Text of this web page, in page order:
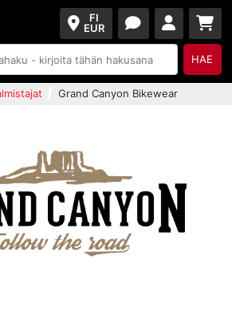
FI
EUR
HAE
Grand Canyon Bikewear